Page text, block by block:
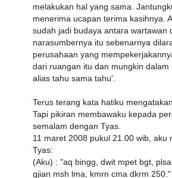
melakukan hal yang sama.
menerima ucapan terima kasihnya.
sudah jadi budaya antara wartawan
narasumbernya itu sebenarnya
perusahaan yang
dari ruangan itu dan mungkin
alias tahu sama tahu'.
Terus terang kata hatiku
Tapi pikiran membawaku kepada
semalam dengan Tyas.
11 maret 2008 pukul 21.00 wib, aku
Tyas:
(Aku) : "aq bingg, dwit mpet bgt,
gjian msh lma, kmrn cma dkrm 250."